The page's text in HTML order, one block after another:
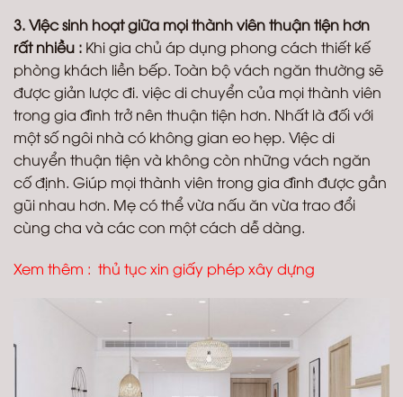
3. Việc sinh hoạt giữa mọi thành viên thuận tiện hơn
rất nhiều : Khi gia chủ áp dụng phong cách thiết kế
phòng khách liền bếp. Toàn bộ vách ngăn thường sẽ
được giản lược đi. việc di chuyển của mọi thành viên
trong gia đình trở nên thuận tiện hơn. Nhất là đối với
một số ngôi nhà có không gian eo hẹp. Việc di
chuyển thuận tiện và không còn những vách ngăn
cố định. Giúp mọi thành viên trong gia đình được gần
gũi nhau hơn. Mẹ có thể vừa nấu ăn vừa trao đổi
cùng cha và các con một cách dễ dàng.
Xem thêm : thủ tục xin giấy phép xây dựng